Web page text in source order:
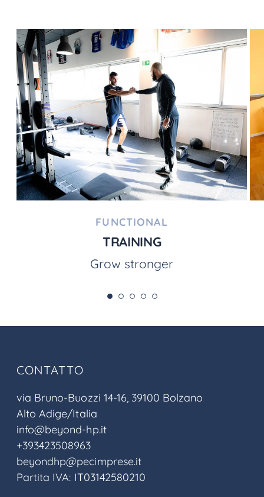
FUNCTIONAL
TRAINING
Grow stronger
CONTATTO
via Bruno-Buozzi 14-16, 39100 Bolzano
Alto Adige/Italia
info@beyond-hp.it
+393423508963
beyondhp@pecimprese.it
Partita IVA: IT03142580210